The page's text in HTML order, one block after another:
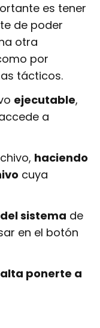
es tener
de poder
otra
por
tácticos.
ejecutable,
a
haciendo
cuya
sistema de
en el botón
ponerte a